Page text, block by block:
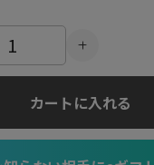
カートに入れる